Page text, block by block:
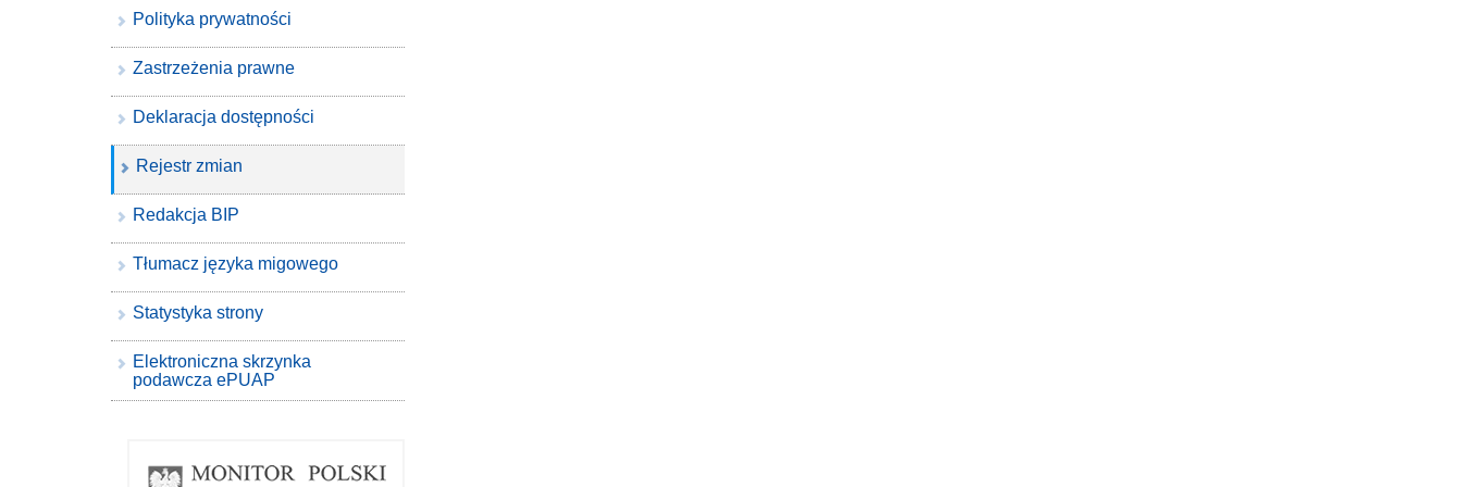
Polityka prywatności
Zastrzeżenia prawne
Deklaracja dostępności
Rejestr zmian
Redakcja BIP
Tłumacz języka migowego
Statystyka strony
Elektroniczna skrzynka
podawcza ePUAP